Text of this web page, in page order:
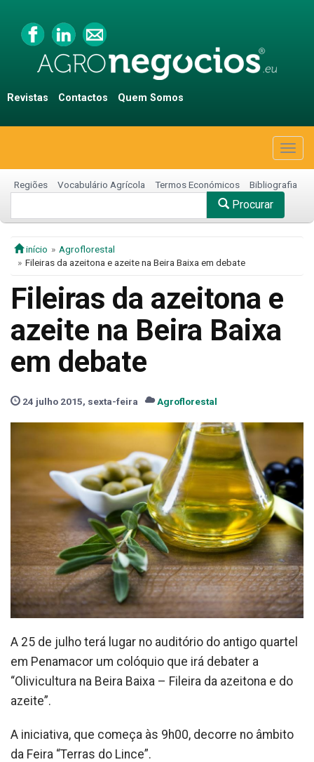
Revistas Contactos Quem Somos
Regiões Vocabulário Agrícola Termos Económicos Bibliografia
Procurar
início
Agroflorestal
Fileiras da azeitona e azeite na Beira Baixa em debate
Fileiras da azeitona e
azeite na Beira Baixa
em debate
24 julho 2015, sexta-feira Agroflorestal
A 25 de julho terá lugar no auditório do antigo quartel
em Penamacor um colóquio que irá debater a
“Olivicultura na Beira Baixa – Fileira da azeitona e do
azeite”.
A iniciativa, que começa às 9h00, decorre no âmbito
da Feira “Terras do Lince”.